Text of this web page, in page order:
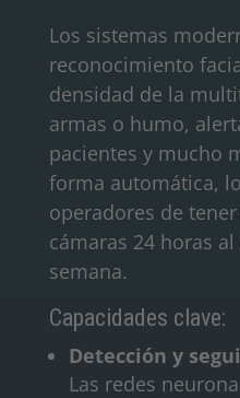
Los sistemas
reconocimiento
densidad de la
armas o humo,
pacientes y mucho
forma automática,
operadores de
cámaras 24 horas
semana.
Capacidades clave:
Detección y
Las redes